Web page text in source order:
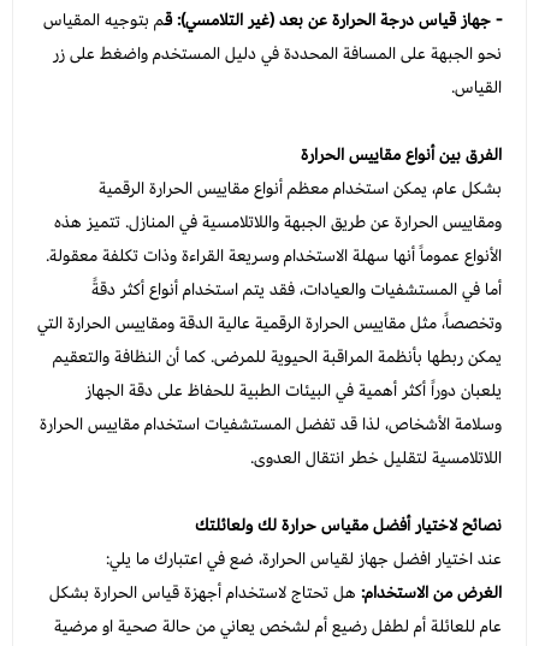
- جهاز قياس درجة الحرارة عن بعد (غير التلامسي): قم بتوجيه المقياس
نحو الجبهة على المسافة المحددة في دليل المستخدم واضغط على زر
القياس.
الفرق بين أنواع مقاييس الحرارة
بشكل عام، يمكن استخدام معظم أنواع مقاييس الحرارة الرقمية
ومقاييس الحرارة عن طريق الجبهة واللاتلامسية في المنازل. تتميز هذه
الأنواع عموماً أنها سهلة الاستخدام وسريعة القراءة وذات تكلفة معقولة.
أما في المستشفيات والعيادات، فقد يتم استخدام أنواع أكثر دقةً
وتخصصاً، مثل مقاييس الحرارة الرقمية عالية الدقة ومقاييس الحرارة التي
يمكن ربطها بأنظمة المراقبة الحيوية للمرضى. كما أن النظافة والتعقيم
يلعبان دوراً أكثر أهمية في البيئات الطبية للحفاظ على دقة الجهاز
وسلامة الأشخاص، لذا قد تفضل المستشفيات استخدام مقاييس الحرارة
اللاتلامسية لتقليل خطر انتقال العدوى.
نصائح لاختيار أفضل مقياس حرارة لك ولعائلتك
عند اختيار افضل جهاز لقياس الحرارة، ضع في اعتبارك ما يلي:
الغرض من الاستخدام:هل تحتاج لاستخدام أجهزة قياس الحرارة بشكل
عام للعائلة أم لطفل رضيع أم لشخص يعاني من حالة صحية او مرضية